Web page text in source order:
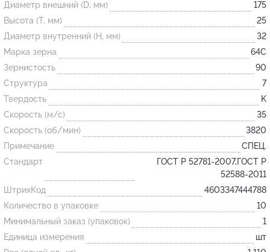
Огнеупорные
изделия
Скачать каталог
Тигель
Муфель
Черпак
Шербер
Трубка
Стержень
Пробка
Подставка
Лодочка
Диаметр внешний (D, мм)
175
Высота (T, мм)
25
Диаметр внутренний (H, мм)
32
Марка зерна
64С
Зернистость
90
Структура
7
Твердость
K
Скорость (м/с)
35
Скорость (об/мин)
3820
Примечание
СПЕЦ.
Стандарт
ГОСТ Р 52781-2007,ГОСТ Р
52588-2011
ШтрихКод
4603347444788
Количество в упаковке
10
Минимальный заказ (упаковок)
1
Единица измерения
шт